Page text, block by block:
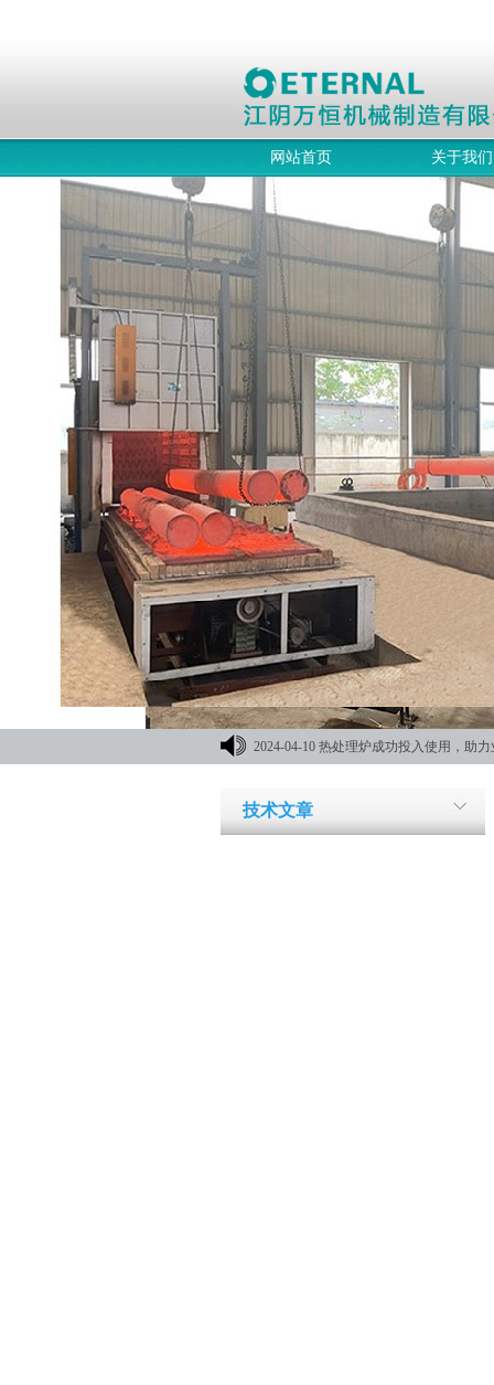
网站首页 关于我们
2024-04-10 热处理炉成功投入使用，助
技术文章